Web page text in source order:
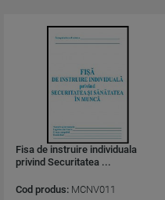
Fisa de instruire individuala
privind Securitatea ...
Cod produs: MCNV011